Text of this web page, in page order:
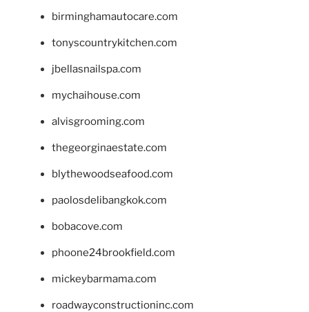
birminghamautocare.com
tonyscountrykitchen.com
jbellasnailspa.com
mychaihouse.com
alvisgrooming.com
thegeorginaestate.com
blythewoodseafood.com
paolosdelibangkok.com
bobacove.com
phoone24brookfield.com
mickeybarmama.com
roadwayconstructioninc.com